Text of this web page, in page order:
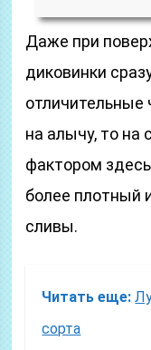
Даже при
диковинки
отличительные
на алычу, то
фактором
более плотный
сливы.
Читать еще:
сорта